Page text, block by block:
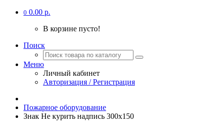
0 0.00 р.
В корзине пусто!
Поиск
Меню
Личный кабинет
Авторизация / Регистрация
Пожарное оборудование
Знак Не курить надпись 300x150